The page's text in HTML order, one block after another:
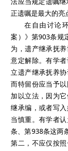
位继承的扩大都
会议第二部分
龙江大学法学院
教授为主题报告
在主题报告
案）》中涉及遗